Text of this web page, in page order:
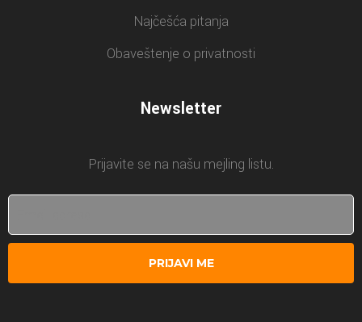
Najčešća pitanja
Obaveštenje o privatnosti
Newsletter
Prijavite se na našu mejling listu.
PRIJAVI ME